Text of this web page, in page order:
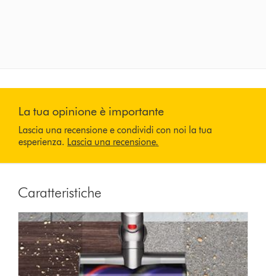
La tua opinione è importante
Lascia una recensione e condividi con noi la tua
esperienza. Lascia una recensione.
Caratteristiche